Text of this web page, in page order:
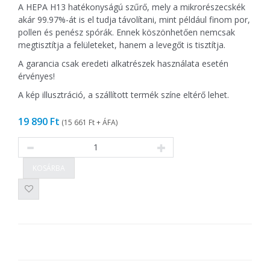
A HEPA H13 hatékonyságú szűrő, mely a mikrorészecskék
akár 99.97%-át is el tudja távolítani, mint például finom por,
pollen és penész spórák. Ennek köszönhetően nemcsak
megtisztítja a felületeket, hanem a levegőt is tisztítja.
A garancia csak eredeti alkatrészek használata esetén
érvényes!
A kép illusztráció, a szállított termék színe eltérő lehet.
19 890 Ft (15 661 Ft+ ÁFA)